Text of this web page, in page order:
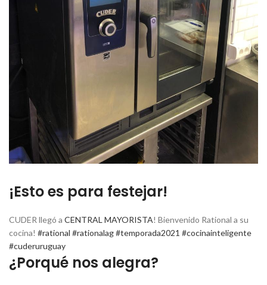
¡Esto es para festejar!
CUDER llegó a CENTRAL MAYORISTA! Bienvenido Rational a su
cocina! #rational #rationalag#temporada2021 #cocinainteligente
#cuderuruguay
¿Porqué nos alegra?